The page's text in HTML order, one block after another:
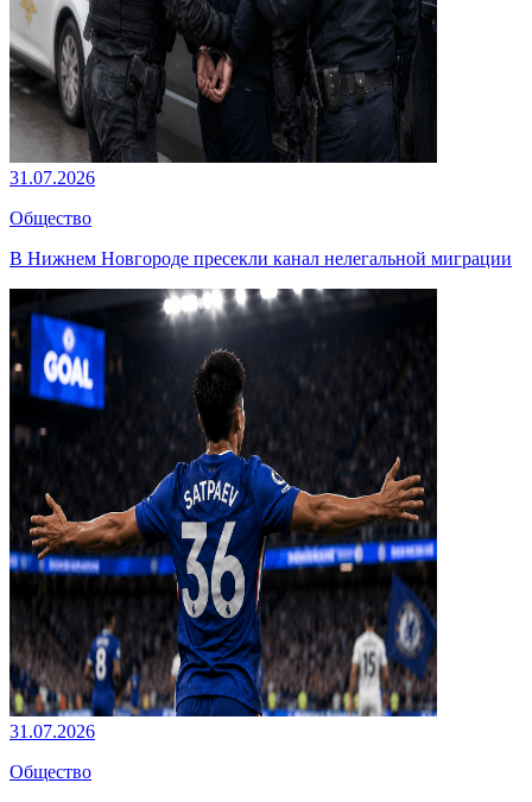
31.07.2026
Общество
В Нижнем Новгороде пресекли канал нелегальной миграции
31.07.2026
Общество